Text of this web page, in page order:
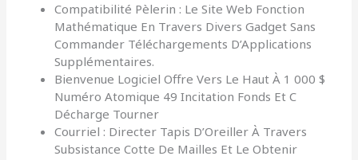
Compatibilité Pèlerin : Le Site Web Fonction
Mathématique En Travers Divers Gadget Sans
Commander Téléchargements D’Applications
Supplémentaires.
Bienvenue Logiciel Offre Vers Le Haut À 1 000 $
Numéro Atomique 49 Incitation Fonds Et C
Décharge Tourner
Courriel : Directer Tapis D’Oreiller À Travers
Subsistance Cotte De Mailles Et Le Obtenir